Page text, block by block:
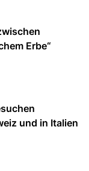
Erbe“
und in Italien